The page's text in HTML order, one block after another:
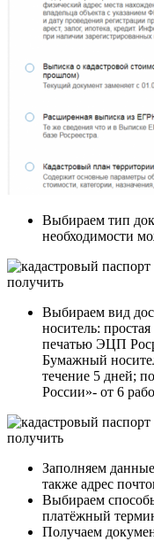
Выбираем тип
необходимости
Выбираем вид
носитель:
печатью ЭЦП
Бумажный
течение 5 дней;
России»- от 6
Заполняем
также адрес
Выбираем
платёжный
Получаем